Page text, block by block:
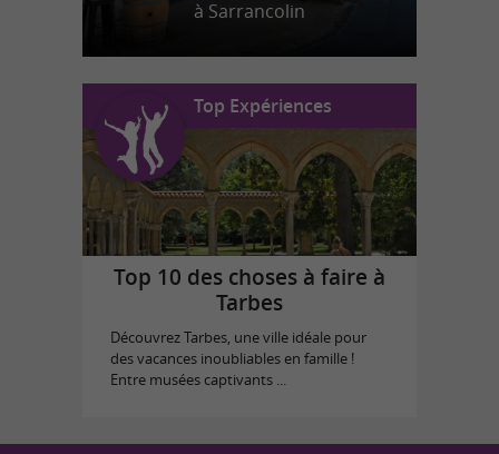
à Sarrancolin
Top Expériences
Top 10 des choses à faire à
Tarbes
Découvrez Tarbes, une ville idéale pour
des vacances inoubliables en famille !
Entre musées captivants ...